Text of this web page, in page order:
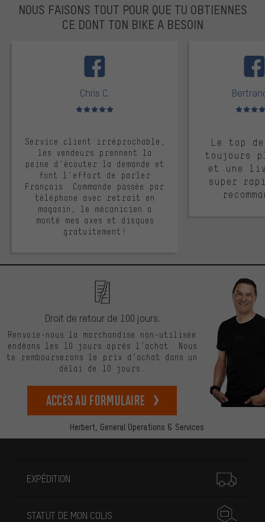
NOUS FAISONS TOUT POUR QUE TU OBTIENNES
CE DONT TON BIKE A BESOIN
Chris C.
Note moyenne : 5 sur 5
Service client irréprochable,
les vendeurs prennent la
peine d'écouter la demande et
font l'effort de parler
Français. Commande passée par
téléphone avec retrait en
magasin, le mécanicien a
monté mes axes et disques
gratuitement!
Note
Le top
toujours
et une
super
Herbert, General Operations & Services
Droit de retour de 100 jours.
Renvoie-nous la marchandise non-utilisée
endéans les 10 jours après l’achat. Nous
te rembourserons le prix d’achat dans un
délai de 10 jours.
Accès au formulaire
EXPÉDITION
STATUT DE MON COLIS